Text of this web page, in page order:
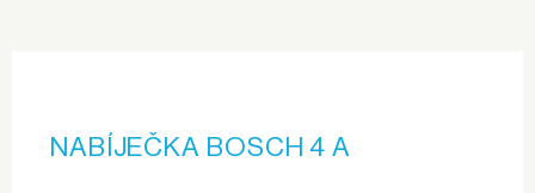
NABÍJEČKA BOSCH 4 A